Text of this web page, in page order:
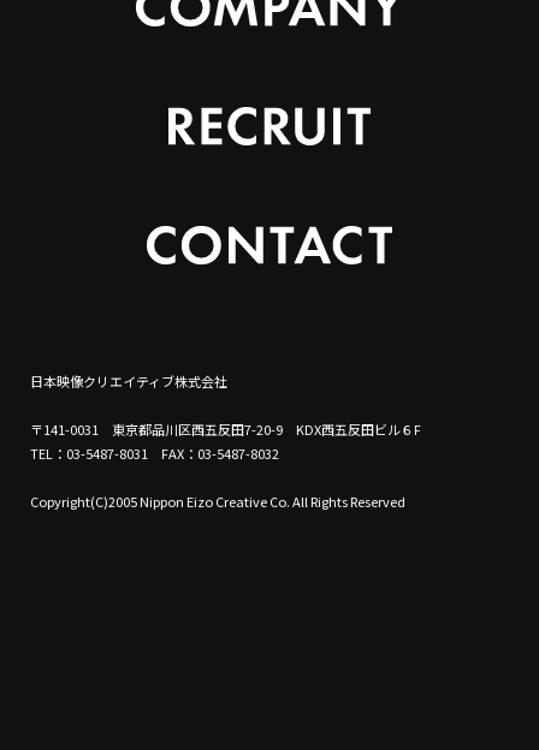
日本映像クリエイティブ株式会社
〒141-0031 東京都品川区西五反田7-20-9 KDX西五反田ビル６F
TEL：03-5487-8031 FAX：03-5487-8032
Copyright(C)2005 Nippon Eizo Creative Co. All Rights Reserved